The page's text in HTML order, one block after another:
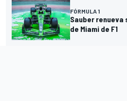
FÓRMULA 1
Sauber renueva
de Miami de F1